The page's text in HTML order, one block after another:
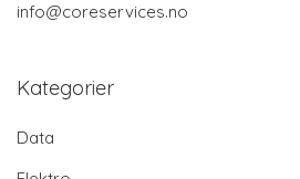
info@coreservices.no
Kategorier
Data